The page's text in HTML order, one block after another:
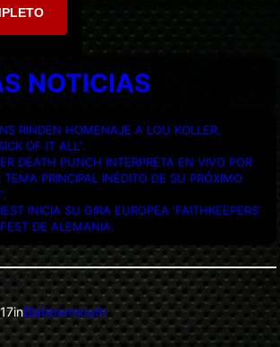
NOTICIAS
RINDEN HOMENAJE A LOU KOLLER,
OF IT ALL”.
DEATH PUNCH INTERPRETA EN VIVO POR
TEMA PRINCIPAL INÉDITO DE SU PRÓXIMO
INICIA SU GIRA EUROPEA ‘FAITHKEEPERS’
DE ALEMANIA.
inBlabbermouth